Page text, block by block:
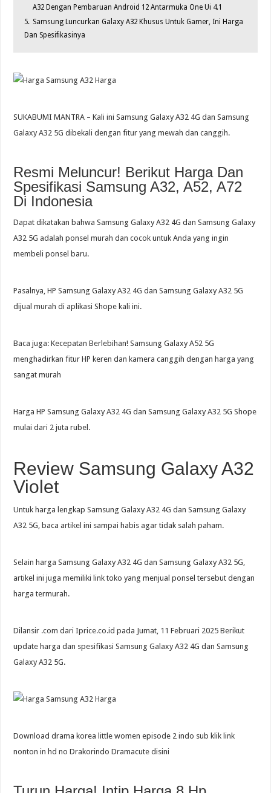
A32 Dengan Pembaruan Android 12 Antarmuka One Ui 4.1
5. Samsung Luncurkan Galaxy A32 Khusus Untuk Gamer, Ini Harga
Dan Spesifikasinya
SUKABUMI MANTRA – Kali ini Samsung Galaxy A32 4G dan Samsung
Galaxy A32 5G dibekali dengan fitur yang mewah dan canggih.
Resmi Meluncur! Berikut Harga Dan
Spesifikasi Samsung A32, A52, A72
Di Indonesia
Dapat dikatakan bahwa Samsung Galaxy A32 4G dan Samsung Galaxy
A32 5G adalah ponsel murah dan cocok untuk Anda yang ingin
membeli ponsel baru.
Pasalnya, HP Samsung Galaxy A32 4G dan Samsung Galaxy A32 5G
dijual murah di aplikasi Shope kali ini.
Baca juga: Kecepatan Berlebihan! Samsung Galaxy A52 5G
menghadirkan fitur HP keren dan kamera canggih dengan harga yang
sangat murah
Harga HP Samsung Galaxy A32 4G dan Samsung Galaxy A32 5G Shope
mulai dari 2 juta rubel.
Review Samsung Galaxy A32
Violet
Untuk harga lengkap Samsung Galaxy A32 4G dan Samsung Galaxy
A32 5G, baca artikel ini sampai habis agar tidak salah paham.
Selain harga Samsung Galaxy A32 4G dan Samsung Galaxy A32 5G,
artikel ini juga memiliki link toko yang menjual ponsel tersebut dengan
harga termurah.
Dilansir .com dari Iprice.co.id pada Jumat, 11 Februari 2025 Berikut
update harga dan spesifikasi Samsung Galaxy A32 4G dan Samsung
Galaxy A32 5G.
Download drama korea little women episode 2 indo sub klik link
nonton in hd no Drakorindo Dramacute disini